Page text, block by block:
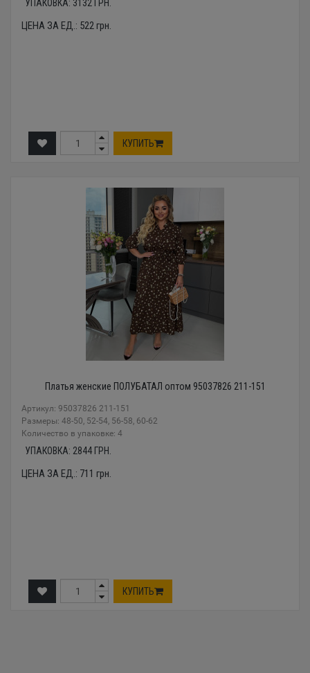
УПАКОВКА: 3132 ГРН.
ЦЕНА ЗА ЕД.: 522грн.
КУПИТЬ
Платья женские ПОЛУБАТАЛ оптом 95037826 211-151
Артикул: 95037826 211-151
Размеры: 48-50, 52-54, 56-58, 60-62
Количество в упаковке: 4
УПАКОВКА: 2844 ГРН.
ЦЕНА ЗА ЕД.: 711 грн.
КУПИТЬ